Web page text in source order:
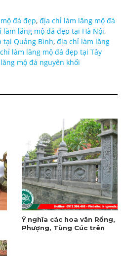
đá đẹp, địa chỉ làm lăng mộ đá
làm lăng mộ đá đẹp tại Hà Nội,
tại Quảng Bình, địa chỉ làm lăng
làm lăng mộ đá đẹp tại Tây
lăng mộ đá nguyên khối
Ý nghĩa các hoa văn Rồng,
Phượng, Tùng Cúc trên